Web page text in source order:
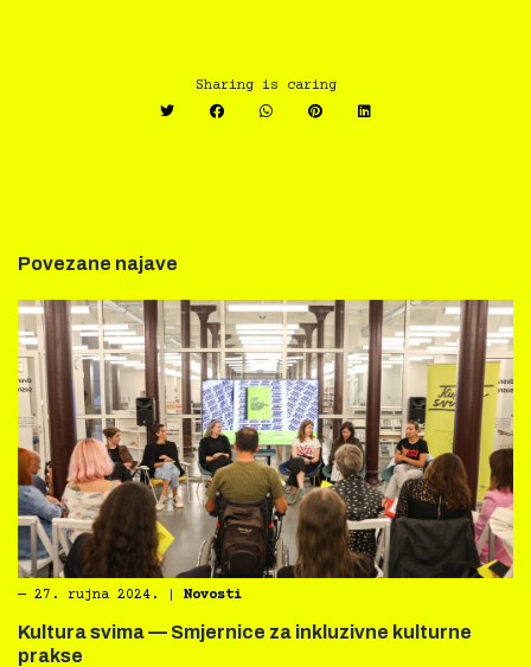
Sharing is caring
Povezane najave
― 27. rujna 2024. Novosti
Kultura svima — Smjernice za inkluzivne kulturne
prakse